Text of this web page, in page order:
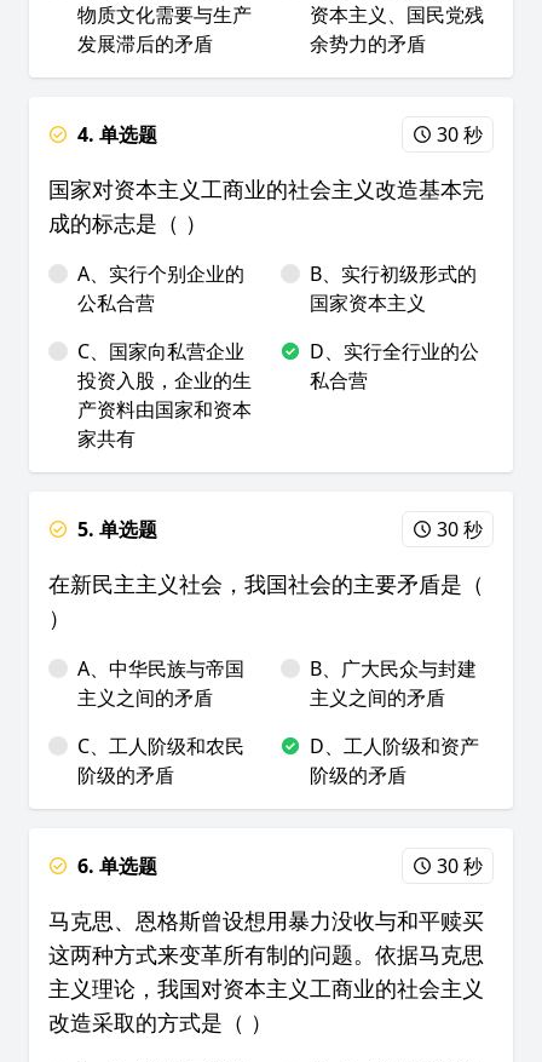
物质文化需要与生产
发展滞后的矛盾
资本主义、国民党残
余势力的矛盾
4. 单选题 30 秒
国家对资本主义工商业的社会主义改造基本完
成的标志是（ ）
A、实行个别企业的
公私合营
B、实行初级形式的
国家资本主义
C、国家向私营企业
投资入股，企业的生
产资料由国家和资本
家共有
D、实行全行业的公
私合营
5. 单选题 30 秒
在新民主主义社会，我国社会的主要矛盾是（
）
A、中华民族与帝国
主义之间的矛盾
B、广大民众与封建
主义之间的矛盾
C、工人阶级和农民
阶级的矛盾
D、工人阶级和资产
阶级的矛盾
6. 单选题 30 秒
马克思、恩格斯曾设想用暴力没收与和平赎买
这两种方式来变革所有制的问题。依据马克思
主义理论，我国对资本主义工商业的社会主义
改造采取的方式是（ ）